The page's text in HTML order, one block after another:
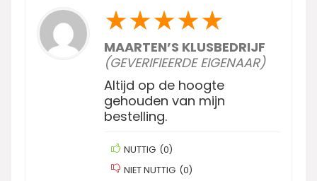
★★★★★
MAARTEN’S KLUSBEDRIJF
(GEVERIFIEERDE EIGENAAR)
Altijd op de hoogte
gehouden van mijn
bestelling.
NUTTIG (0)
NIET NUTTIG (0)